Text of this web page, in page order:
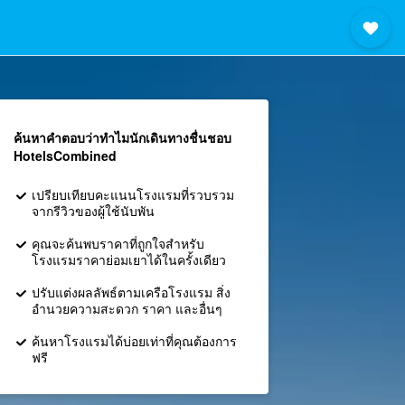
ค้นหาคำตอบว่าทำไมนักเดินทางชื่นชอบ
HotelsCombined
เปรียบเทียบคะแนนโรงแรมที่รวบรวม
จากรีวิวของผู้ใช้นับพัน
คุณจะค้นพบราคาที่ถูกใจสำหรับ
โรงแรมราคาย่อมเยาได้ในครั้งเดียว
ปรับแต่งผลลัพธ์ตามเครือโรงแรม สิ่ง
อำนวยความสะดวก ราคา และอื่นๆ
ค้นหาโรงแรมได้บ่อยเท่าที่คุณต้องการ
ฟรี